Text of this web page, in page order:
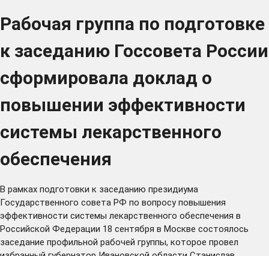
Рабочая группа по подготовке
к заседанию Госсовета России
сформировала доклад о
повышении эффективности
системы лекарственного
обеспечения
В рамках подготовки к заседанию президиума
Государственного совета РФ по вопросу повышения
эффективности системы лекарственного обеспечения в
Российской Федерации 18 сентября в Москве состоялось
заседание профильной рабочей группы, которое провел